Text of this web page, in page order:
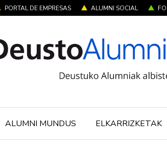
PORTAL DE EMPRESAS ALUMNI SOCIAL
ALUMNI MUNDUS ELKARRIZKETAK